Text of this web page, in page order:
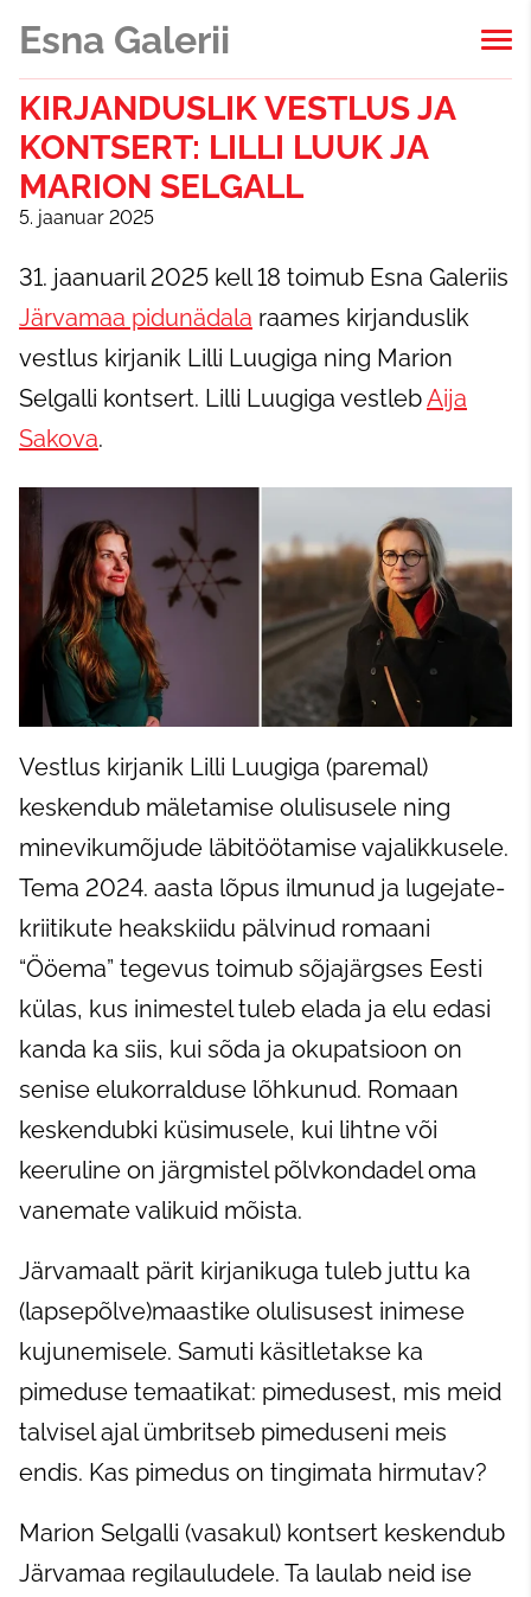
Esna Galerii
KIRJANDUSLIK VESTLUS JA
KONTSERT: LILLI LUUK JA
MARION SELGALL
5. jaanuar 2025
31. jaanuaril 2025 kell 18 toimub Esna Galeriis
Järvamaa pidunädala raames kirjanduslik
vestlus kirjanik Lilli Luugiga ning Marion
Selgalli kontsert. Lilli Luugiga vestlebAija
Sakova.
Vestlus kirjanik Lilli Luugiga (paremal)
keskendub mäletamise olulisusele ning
minevikumõjude läbitöötamise vajalikkusele.
Tema 2024. aasta lõpus ilmunud ja lugejate-
kriitikute heakskiidu pälvinud romaani
“Ööema” tegevus toimub sõjajärgses Eesti
külas, kus inimestel tuleb elada ja elu edasi
kanda ka siis, kui sõda ja okupatsioon on
senise elukorralduse lõhkunud. Romaan
keskendubki küsimusele, kui lihtne või
keeruline on järgmistel põlvkondadel oma
vanemate valikuid mõista.
Järvamaalt pärit kirjanikuga tuleb juttu ka
(lapsepõlve)maastike olulisusest inimese
kujunemisele. Samuti käsitletakse ka
pimeduse temaatikat: pimedusest, mis meid
talvisel ajal ümbritseb pimeduseni meis
endis. Kas pimedus on tingimata hirmutav?
Marion Selgalli (vasakul) kontsert keskendub
Järvamaa regilauludele. Ta laulab neid ise